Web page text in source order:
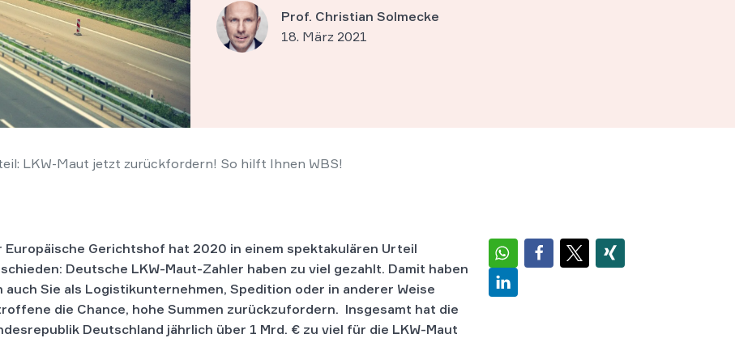
Prof. Christian Solmecke
18. März 2021
LKW-Maut jetzt zurückfordern! So hilft Ihnen WBS!
Europäische Gerichtshof hat 2020 in einem spektakulären Urteil
Deutsche LKW-Maut-Zahler haben zu viel gezahlt. Damit haben
auch Sie als Logistikunternehmen, Spedition oder in anderer Weise
die Chance, hohe Summen zurückzufordern. Insgesamt hat die
Deutschland jährlich über 1 Mrd. € zu viel für die LKW-Maut